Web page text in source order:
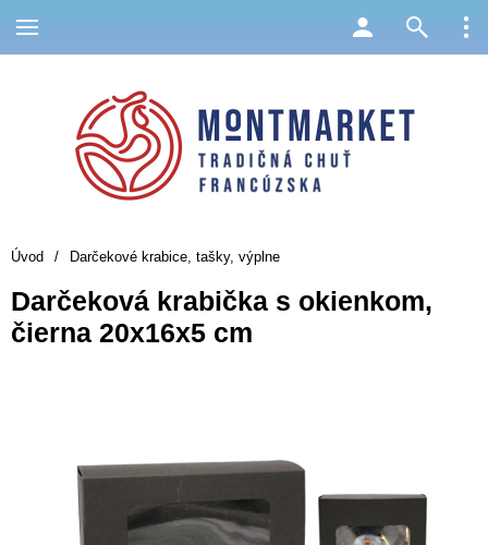
Úvod / Darčekové krabice, tašky, výplne
Darčeková krabička s okienkom,
čierna 20x16x5 cm